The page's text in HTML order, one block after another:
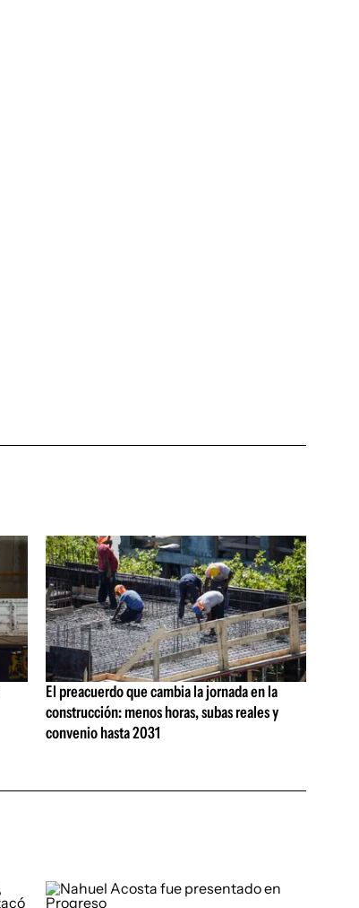
El preacuerdo que cambia la jornada en la
construcción: menos horas, subas reales y
convenio hasta 2031